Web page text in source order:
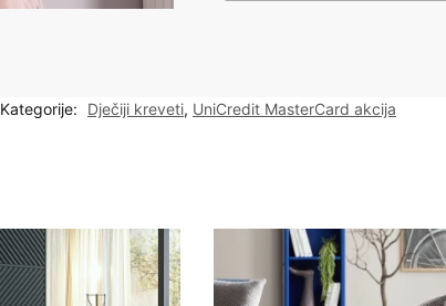
Kategorije: Dječiji kreveti, UniCredit MasterCard akcija